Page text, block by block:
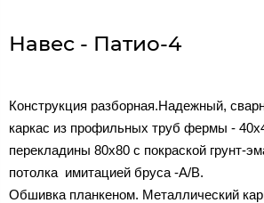
Навес - Патио-4
Конструкция разборная.Надежный,
каркас из профильных труб фермы -
перекладины 80х80 с покраской грунт-
потолка имитацией бруса -A/B.
Обшивка планкеном. Металлический